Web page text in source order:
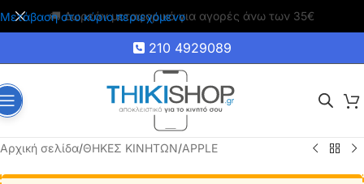
Μετάβαση στο κύριο περιεχόμενο
🚚 Δωρεάν μεταφορικά για αγορές άνω των 35€
210 4929089
Αρχική σελίδα/ΘΗΚΕΣ ΚΙΝΗΤΩΝ/APPLE